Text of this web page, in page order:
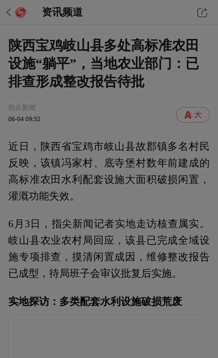
资讯频道
陕西宝鸡岐山县多处高标准农田
设施“躺平”，当地农业部门：已
排查形成整改报告待批
指尖新闻
06-04 09:32
近日，陕西省宝鸡市岐山县故郡镇多名村民
反映，该镇冯家村、底寺堡村数年前建成的
高标准农田水利配套设施大面积破损闲置，
灌溉功能失效。
6月3日，指尖新闻记者实地走访核查属实。
岐山县农业农村局回应，该县已完成全域设
施专项排查，摸清闲置成因，维修整改报告
已成型，待局班子会审议批复后实施。
实地探访：多类配套水利设施破损荒废